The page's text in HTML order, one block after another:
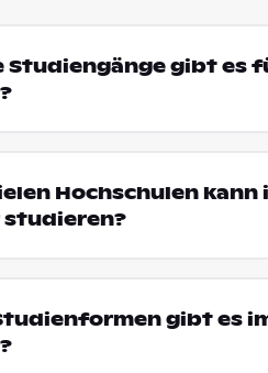
Studiengänge gibt es
Hochschulen kann
gibt es